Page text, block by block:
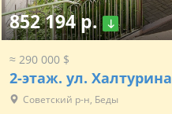
852 194 р.
≈ 290 000 $
2-этаж. ул. Халтурина
Советский р-н, Беды